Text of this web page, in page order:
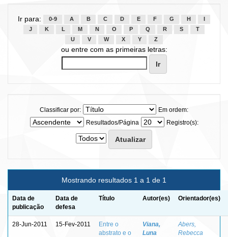
Ir para: 0-9 A B C D E F G H
J
K L M N O P Q R S
T
U
V W X Y Z
ou entre com as primeiras letras:
Classificar por:
Em ordem:
Resultados/Página
Registro(s):
Mostrando resultados 1 a 1 de 1
Data de
publicação
Data de
defesa
Título Autor(es) Orientador(es)
28-Jun-2011 15-Fev-2011
Entre o
abstrato e o
Viana,
Luna
Abers,
Rebecca